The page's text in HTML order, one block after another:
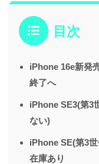
目次
iPhone 16e新発
終了へ
iPhone SE3(第3
ない)
iPhone SE(第3
在庫あり